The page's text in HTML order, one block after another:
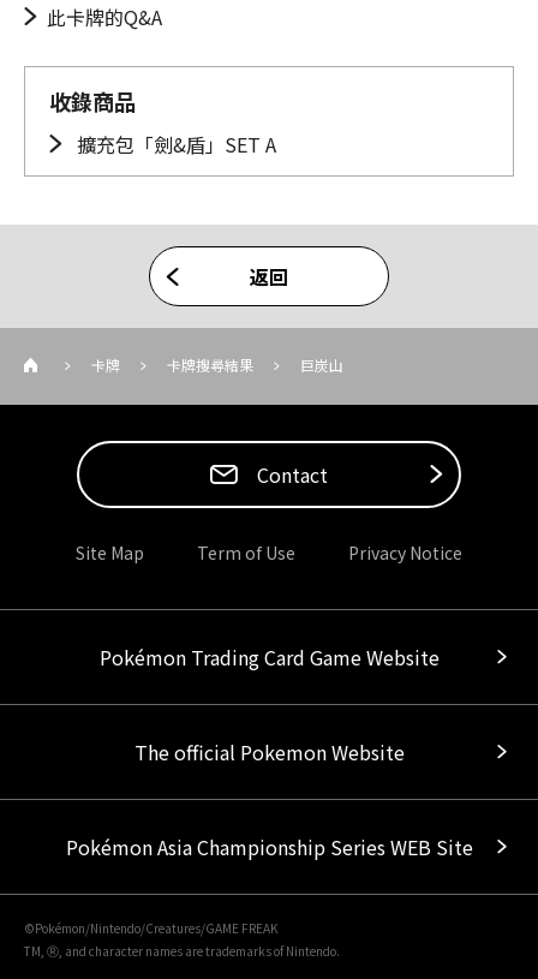
此卡牌的Q&A
收錄商品
擴充包「劍&盾」SET A
返回
卡牌 卡牌搜尋結果 巨炭山
Contact
Site Map Term of Use Privacy Notice
Pokémon Trading Card Game Website
The official Pokemon Website
Pokémon Asia Championship Series WEB Site
©Pokémon/Nintendo/Creatures/GAME FREAK
TM, Ⓡ, and character names are trademarks of Nintendo.